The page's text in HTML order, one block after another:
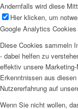
Andernfalls wird diese
Hier klicken, um
Google Analytics Cookies
Diese Cookies sammeln
- dabei helfen zu
effektiv unsere
Erkenntnissen aus
Nutzererfahrung auf
Wenn Sie nicht wollen,